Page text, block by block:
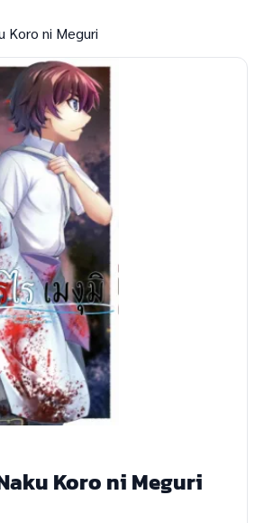
Koro ni Meguri
Koro ni Meguri